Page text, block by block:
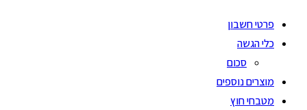
פרטי חשבון
כלי הגשה
סכום
מוצרים נוספים
מטבחי חוץ